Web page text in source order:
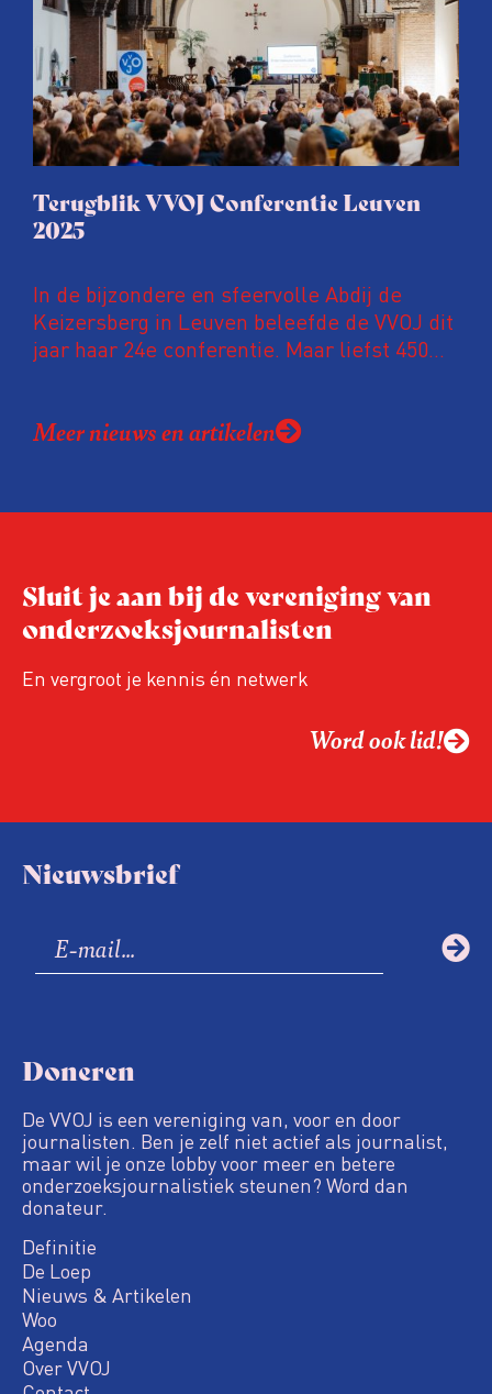
Terugblik VVOJ Conferentie Leuven
2025
In de bijzondere en sfeervolle Abdij de
Keizersberg in Leuven beleefde de VVOJ dit
jaar haar 24e conferentie. Maar liefst 450
expertise te delen en elkaar te ontmoeten.
was voor het eerst op de conferentie!
Meer nieuws en artikelen
Sluit je aan bij de vereniging van
onderzoeksjournalisten
En vergroot je kennis én netwerk
Word ook lid!
Nieuwsbrief
Doneren
De VVOJ is een vereniging van, voor en door
journalisten. Ben je zelf niet actief als journalist,
maar wil je onze lobby voor meer en betere
onderzoeksjournalistiek steunen? Word dan
donateur.
Definitie
De Loep
Nieuws & Artikelen
Woo
Agenda
Over VVOJ